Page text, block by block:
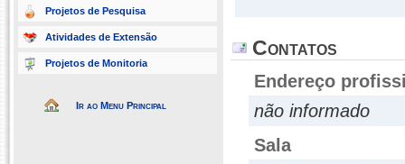
Projetos de Pesquisa
Atividades de Extensão
Projetos de Monitoria
Ir ao Menu Principal
Contatos
Endereço
não informado
Sala